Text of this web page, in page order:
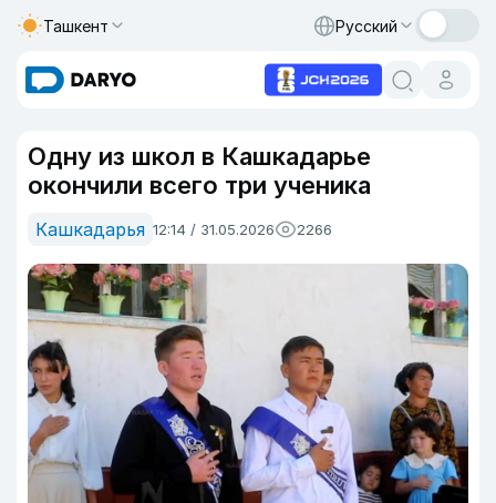
Ташкент Русский
Одну из школ в Кашкадарье
окончили всего три ученика
Кашкадарья 12:14 / 31.05.2026 2266